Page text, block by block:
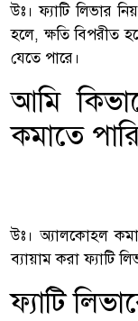
উঃ। ফ্যাটি লিভার
হলে, ক্ষতি বিপরীত
যেতে পারে।
আমি
কমাতে
উঃ। অ্যালকোহল
ব্যায়াম করা ফ্যাটি
ফ্যাটি